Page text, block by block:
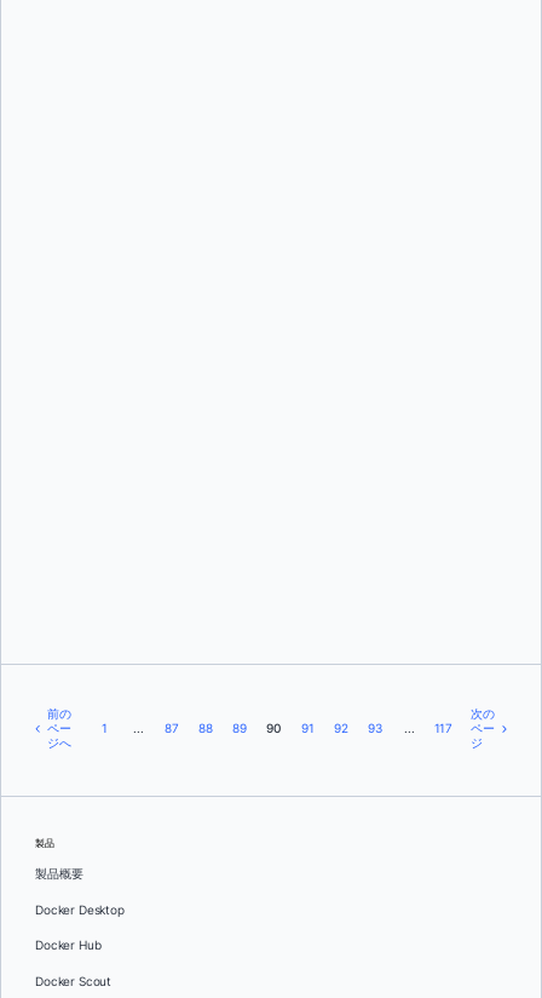
前の
ペー
ジへ
1 ... 87 88 89 90 91 92 93 ... 117
次の
ペー
ジ
製品
製品概要
Docker Desktop
Docker Hub
Docker Scout